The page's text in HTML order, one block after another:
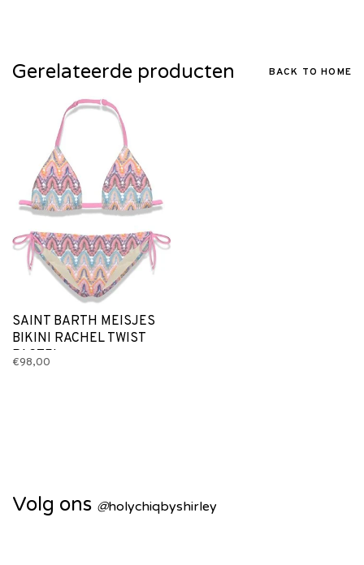
Gerelateerde producten BACK TO HOME
SAINT BARTH MEISJES
BIKINI RACHEL TWIST
PASTEL
€98,00
Volg ons @holychiqbyshirley